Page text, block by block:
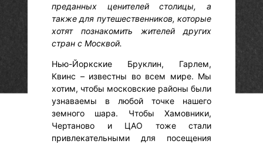
преданных ценителей столицы, а
также для путешественников, которые
хотят познакомить жителей других
стран с Москвой.
Нью-Йоркские Бруклин, Гарлем,
Квинс – известны во всем мире. Мы
хотим, чтобы московские районы были
узнаваемы в любой точке нашего
земного шара. Чтобы Хамовники,
Чертаново и ЦАО тоже стали
привлекательными для посещения